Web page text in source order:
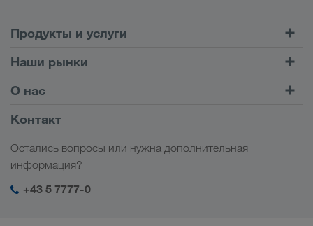
Продукты и услуги
Автомобильные перевозки
Клиентский портал CONNECT
Цифровые решения
Мой вход в систему LKW WALTER
Наши рынки
Европа
Кавказ
Центральная Азия
Ближний Восток
Северная Африка
О нас
Информация о компании
Социальная ответственность
Контакт
Остались вопросы или нужна дополнительная
информация?
+43 5 7777-0